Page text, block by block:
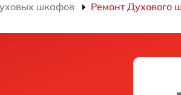
шкафов Ремонт Духового